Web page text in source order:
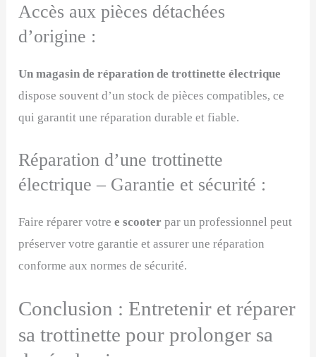
Accès aux pièces détachées
d’origine :
Un magasin de réparation de trottinette électrique
dispose souvent d’un stock de pièces compatibles, ce
qui garantit une réparation durable et fiable.
Réparation d’une trottinette
électrique – Garantie et sécurité :
Faire réparer votree scooter par un professionnel peut
préserver votre garantie et assurer une réparation
conforme aux normes de sécurité.
Conclusion : Entretenir et réparer
sa trottinette pour prolonger sa